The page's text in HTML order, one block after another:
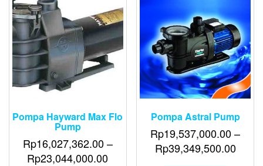
Pompa Hayward Max Flo
Pump
Rp16,027,362.00–
Rp23,044,000.00
Pompa Astral Pump
Rp19,537,000.00–
Rp39,349,500.00